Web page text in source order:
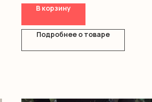
В корзину
Подробнее о товаре